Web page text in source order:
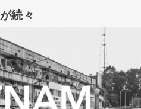
続々